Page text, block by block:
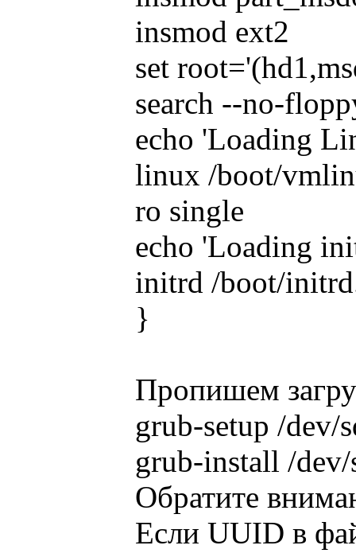
insmod ext2
set
search --no-
echo 'Loading
linux /boot/
ro single
echo 'Loading
initrd /boot/
}
Пропишем
grub-setup /dev/
grub-install /dev/
Обратите
Если UUID в